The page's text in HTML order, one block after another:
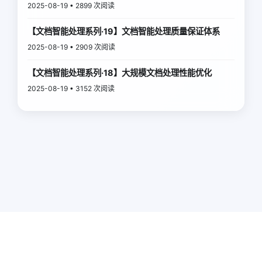
2025-08-19 • 2899 次阅读
【文档智能处理系列·19】文档智能处理质量保证体系
2025-08-19 • 2909 次阅读
【文档智能处理系列·18】大规模文档处理性能优化
2025-08-19 • 3152 次阅读